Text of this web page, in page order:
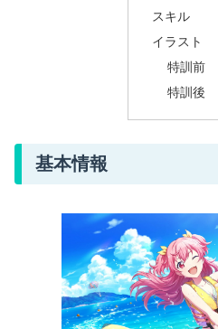
スキル
イラスト
特訓前
特訓後
基本情報